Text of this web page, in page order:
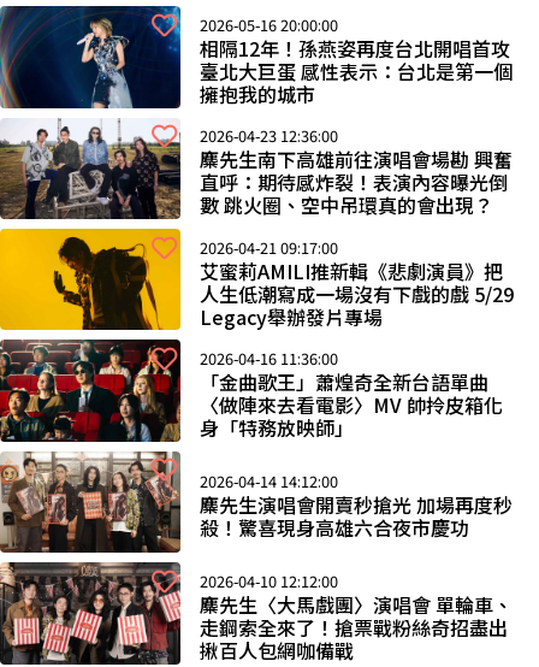
2026-05-16 20:00:00
相隔12年！孫燕姿再度台北開唱首攻
臺北大巨蛋 感性表示：台北是第一個
擁抱我的城市
2026-04-23 12:36:00
麋先生南下高雄前往演唱會場勘 興奮
直呼：期待感炸裂！表演內容曝光倒
數 跳火圈、空中吊環真的會出現？
2026-04-21 09:17:00
艾蜜莉AMILI推新輯《悲劇演員》把
人生低潮寫成一場沒有下戲的戲 5/29
Legacy舉辦發片專場
2026-04-16 11:36:00
「金曲歌王」蕭煌奇全新台語單曲
〈做陣來去看電影〉MV 帥拎皮箱化
身「特務放映師」
2026-04-14 14:12:00
麋先生演唱會開賣秒搶光 加場再度秒
殺！驚喜現身高雄六合夜市慶功
2026-04-10 12:12:00
麋先生〈大馬戲團〉演唱會 單輪車、
走鋼索全來了！搶票戰粉絲奇招盡出
揪百人包網咖備戰